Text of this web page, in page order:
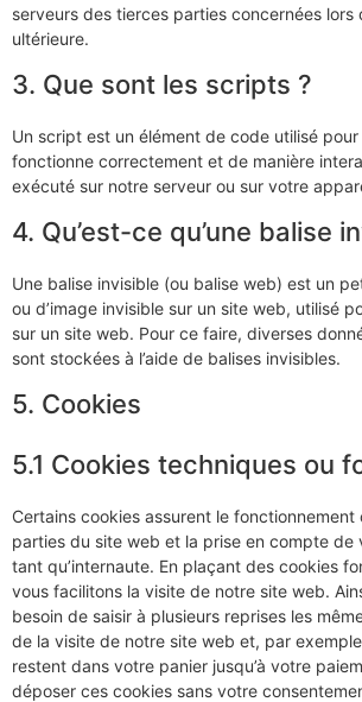
serveurs des tierces parties concernées lors
ultérieure.
3. Que sont les scripts ?
Un script est un élément de code utilisé
fonctionne correctement et de manière
exécuté sur notre serveur ou sur votre
4. Qu’est-ce qu’une balise
Une balise invisible (ou balise web) est un
ou d’image invisible sur un site web, utilisé
sur un site web. Pour ce faire, diverses
sont stockées à l’aide de balises invisibles.
5. Cookies
5.1 Cookies techniques ou
Certains cookies assurent le
parties du site web et la prise en compte de
tant qu’internaute. En plaçant des cookies
vous facilitons la visite de notre site web.
besoin de saisir à plusieurs reprises les
de la visite de notre site web et, par
restent dans votre panier jusqu’à votre
déposer ces cookies sans votre